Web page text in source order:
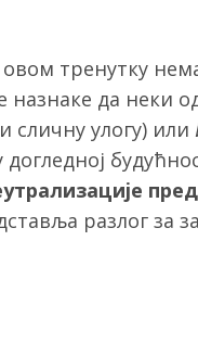
овом тренутку
назнаке да неки
сличну улогу) или
разлог за